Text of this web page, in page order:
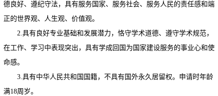
德良好、遵纪守法，具有服务国家、服务社会、服务人民的责任感和端
正的世界观、人生观、价值观。
2.具有良好专业基础和发展潜力，恪守学术道德、遵守学术规范，
在工作、学习中表现突出，具有学成回国为国家建设服务的事业心和使
命感。
3.具有中华人民共和国国籍，不具有国外永久居留权。申请时年龄
满18周岁。